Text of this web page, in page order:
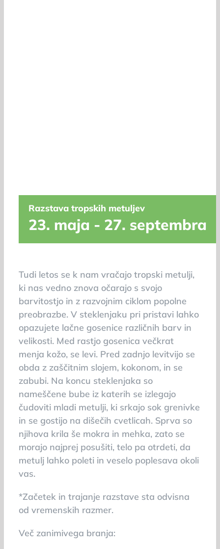
Razstava tropskih metuljev
23. maja - 27. septembra
Tudi letos se k nam vračajo tropski metulji,
ki nas vedno znova očarajo s svojo
barvitostjo in z razvojnim ciklom popolne
preobrazbe. V steklenjaku pri pristavi lahko
opazujete lačne gosenice različnih barv in
velikosti. Med rastjo gosenica večkrat
menja kožo, se levi. Pred zadnjo levitvijo se
obda z zaščitnim slojem, kokonom, in se
zabubi. Na koncu steklenjaka so
nameščene bube iz katerih se izlegajo
čudoviti mladi metulji, ki srkajo sok grenivke
in se gostijo na dišečih cvetlicah. Sprva so
njihova krila še mokra in mehka, zato se
morajo najprej posušiti, telo pa otrdeti, da
metulj lahko poleti in veselo poplesava okoli
vas.
*Začetek in trajanje razstave sta odvisna
od vremenskih razmer.
Več zanimivega branja: